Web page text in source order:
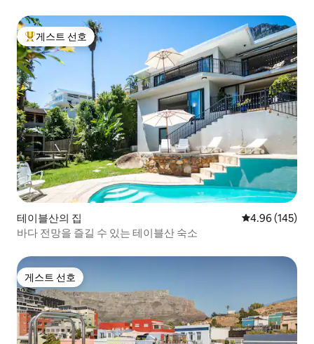
상위 게스트 선호
게스트 선호
테이블산의 집 평점 4.96점(5
4.96 (145)
바다 전망을 즐길 수 있는 테이블산 숙소
게스트 선호
게스트 선호